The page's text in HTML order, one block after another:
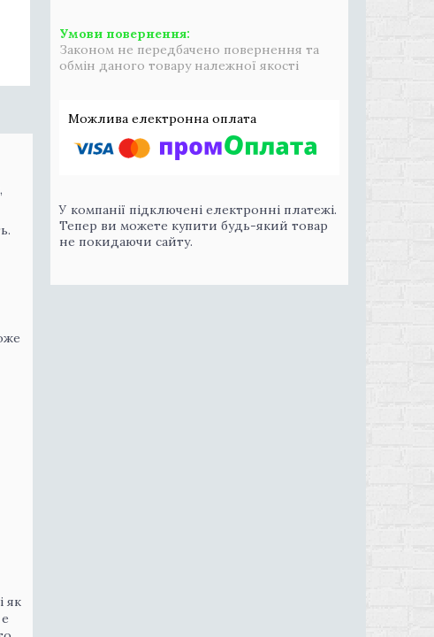
як
Законом не передбачено повернення та
обмін даного товару належної якості
У компанії підключені електронні платежі.
Тепер ви можете купити будь-який товар
не покидаючи сайту.